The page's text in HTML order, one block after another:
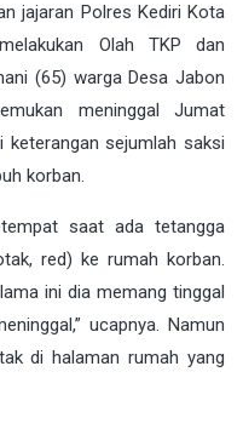
jajaran Polres Kediri Kota
Olah TKP dan
(65) warga Desa Jabon
meninggal Jumat
keterangan sejumlah saksi
korban.
saat ada tetangga
red) ke rumah korban.
ini dia memang tinggal
ucapnya. Namun
di halaman rumah yang